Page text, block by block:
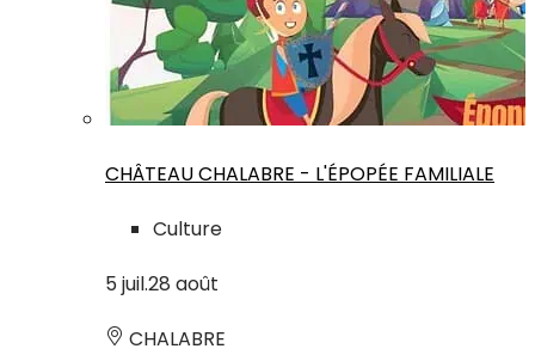
CHÂTEAU CHALABRE - L'ÉPOPÉE FAMILIALE
Culture
5 juil.28 août
CHALABRE